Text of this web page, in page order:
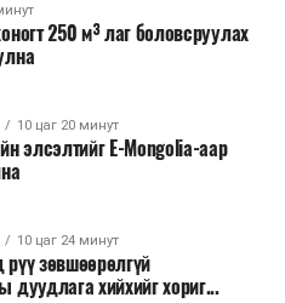
250 м³ лаг боловсруулах
10 цаг 20 минут
элсэлтийг E-Mongolia-аар
10 цаг 24 минут
зөвшөөрөлгүй
дуудлага хийхийг хориг...